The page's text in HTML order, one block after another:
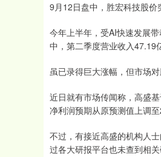
9月12日盘中，胜宏科技股价
今年上半年，受AI快速发展
中，第二季度营业收入47.19
虽已录得巨大涨幅，但市场
近日就有市场传闻称，高盛
净利润预期从原预测值上调至
不过，有接近高盛的机构人
过各大研报平台也未查到相关